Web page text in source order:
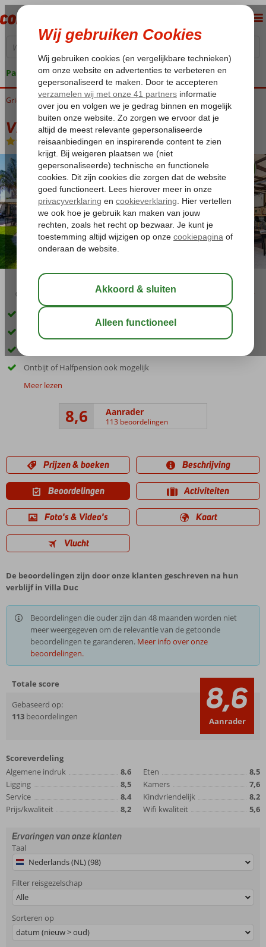
Pakketgarantie
Home
Griekenland Rhodos Ialyssos / Trianda Villa Duc
Villa Duc
Logies-Appartement
03:45 aug 32°C
Kleinschalig en gastvrij complex
In Trianda en vlak bij het strand
Ontbijt of Halfpension ook mogelijk
Meer lezen
8,6 Aanrader
113 beoordelingen
Prijzen & boeken Beschrijving
Beoordelingen Activiteiten
Foto's & Video's Kaart
Vlucht
De beoordelingen zijn door onze klanten geschreven na hun
verblijf in Villa Duc
Beoordelingen die ouder zijn dan 48 maanden worden niet
meer weergegeven om de relevantie van de getoonde
beoordelingen te garanderen. Meer info over onze
beoordelingen.
Totale score
Gebaseerd op:
113 beoordelingen 8,6
Aanrader
Scoreverdeling
Algemene indruk
8,6
Ligging
8,5
Service
8,4
Prijs/kwaliteit
8,2
Eten
8,5
Kamers
7,6
Kindvriendelijk
8,2
Wifi kwaliteit
5,6
Ervaringen van onze klanten
Taal
Nederlands (NL) (98)
Filter reisgezelschap
Alle
Sorteren op
datum (nieuw > oud)